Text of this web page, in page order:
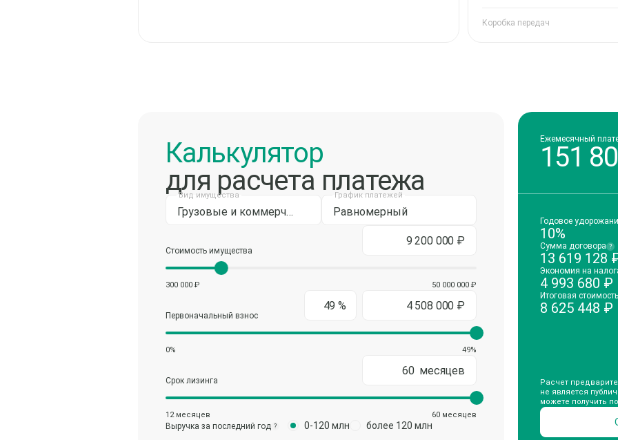
Коробка передач
Калькулятор
для расчета платежа
Грузовые и коммерческие автомобили
Вид имущества
Равномерный
График платежей
Стоимость имущества
300 000 ₽ 50 000 000 ₽
Первоначальный взнос
0% 49%
Срок лизинга
12 месяцев 60 месяцев
Выручка за последний год ? 0-120 млн более 120 млн
Ежемесячный
151
Годовое
10%
Сумма договора ?
13 619 128
Экономия на
4 993 680 ₽
Итоговая
8 625 448 ₽
Расчет
не является
можете получить